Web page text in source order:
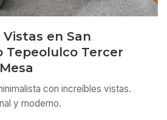
Vistas en San
Tepeolulco Tercer
con increíbles vistas.
y moderno.